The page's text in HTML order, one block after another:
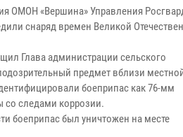
ОМОН «Вершина» Управления
снаряд времен Великой
Глава администрации сельского
предмет вблизи
боеприпас как 76-мм
со следами коррозии.
боеприпас был уничтожен на месте